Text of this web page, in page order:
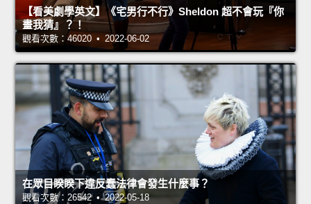
【看美劇學英文】《宅男行不行》Sheldon 超不會玩『你
畫我猜』？！
觀看次數：46020 • 2022-06-02
在眾目睽睽下違反蠢法律會發生什麼事？
觀看次數：26542 • 2022-05-18